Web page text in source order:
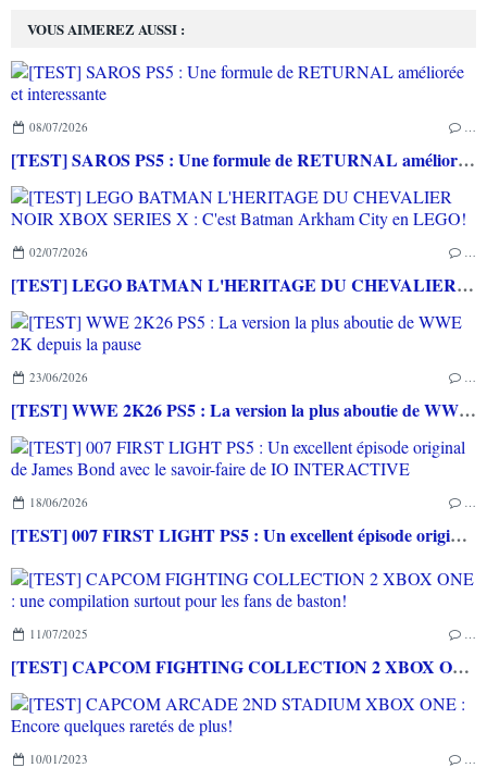
VOUS AIMEREZ AUSSI :
08/07/2026
[TEST] SAROS PS5 : Une formule de RETURNAL améliorée et interessante
02/07/2026
[TEST] LEGO BATMAN L'HERITAGE DU CHEVALIER NOIR XBOX SERIES X : C'est Batman Arkham City en LEGO!
23/06/2026
[TEST] WWE 2K26 PS5 : La version la plus aboutie de WWE 2K depuis la pause
18/06/2026
[TEST] 007 FIRST LIGHT PS5 : Un excellent épisode original de James Bond avec le savoir-faire de IO INTERACTIVE
11/07/2025
[TEST] CAPCOM FIGHTING COLLECTION 2 XBOX ONE : une compilation surtout pour les fans de baston!
10/01/2023